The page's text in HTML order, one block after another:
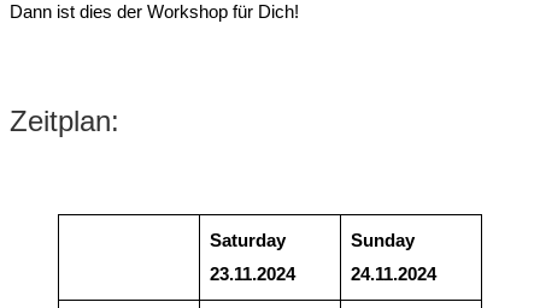
Dann ist dies der Workshop für Dich!
Zeitplan:
Saturday
23.11.2024
Sunday
24.11.2024